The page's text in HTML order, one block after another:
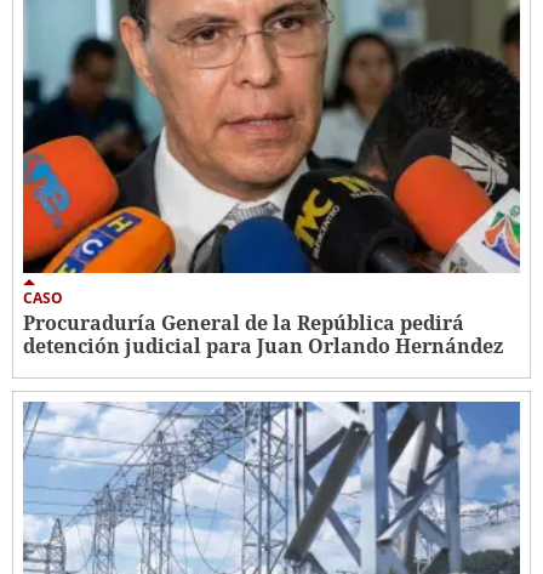
CASO
Procuraduría General de la República pedirá
detención judicial para Juan Orlando Hernández